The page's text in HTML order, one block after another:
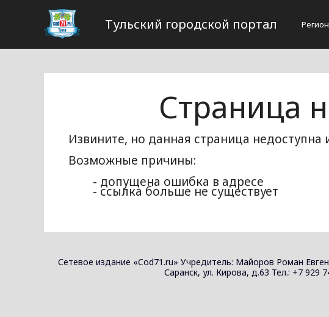
Тульский городской портал
Страница
Извините, но данная страница недоступна
Возможные причины:
- допущена ошибка в адресе
- ссылка больше не существует
Сетевое издание «Cod71.ru» Учредитель: Майоров Роман
Саранск, ул. Кирова, д.63 Тел.: +7 929